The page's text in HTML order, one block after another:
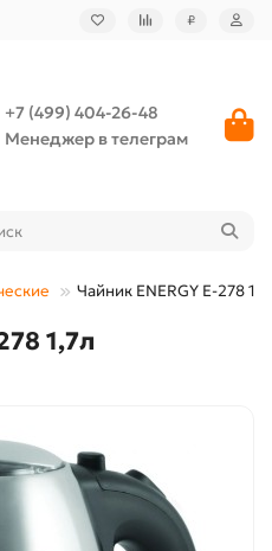
₽
+7 (499) 404-26-48
Менеджер в телеграм
Чайник ENERGY Е-278
1,7л